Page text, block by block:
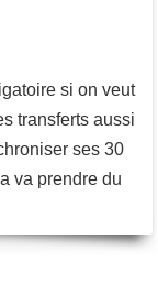
si on veut
transferts aussi
ses 30
va prendre du